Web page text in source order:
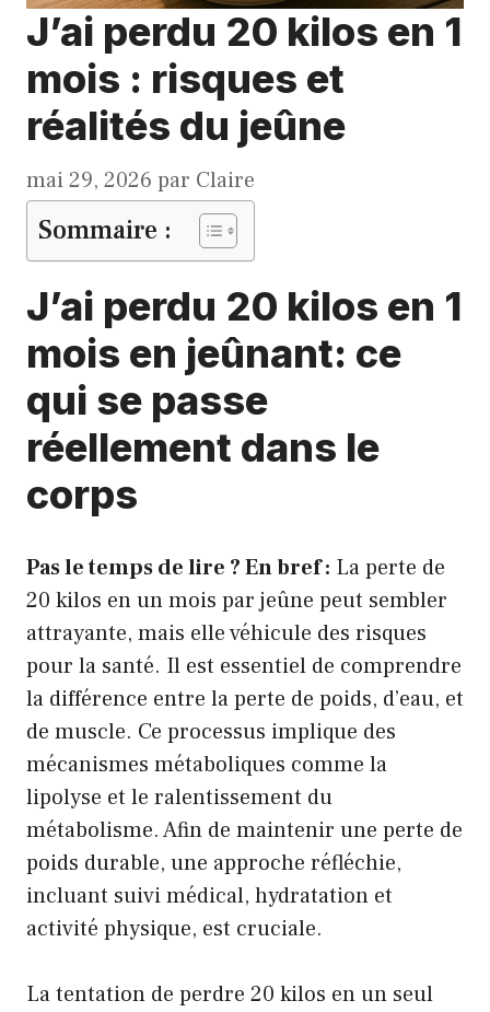
J’ai perdu 20 kilos en 1
mois : risques et
réalités du jeûne
mai 29, 2026 par Claire
Sommaire :
J’ai perdu 20 kilos en 1
mois en jeûnant: ce
qui se passe
réellement dans le
corps
Pas le temps de lire ? En bref : La perte de
20 kilos en un mois par jeûne peut sembler
attrayante, mais elle véhicule des risques
pour la santé. Il est essentiel de comprendre
la différence entre la perte de poids, d’eau, et
de muscle. Ce processus implique des
mécanismes métaboliques comme la
lipolyse et le ralentissement du
métabolisme. Afin de maintenir une perte de
poids durable, une approche réfléchie,
incluant suivi médical, hydratation et
activité physique, est cruciale.
La tentation de perdre 20 kilos en un seul